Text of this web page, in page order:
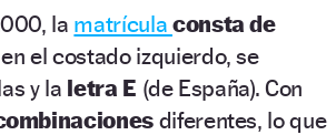
la matrícula consta de
el costado izquierdo, se
y la letra E (de España). Con
diferentes, lo que